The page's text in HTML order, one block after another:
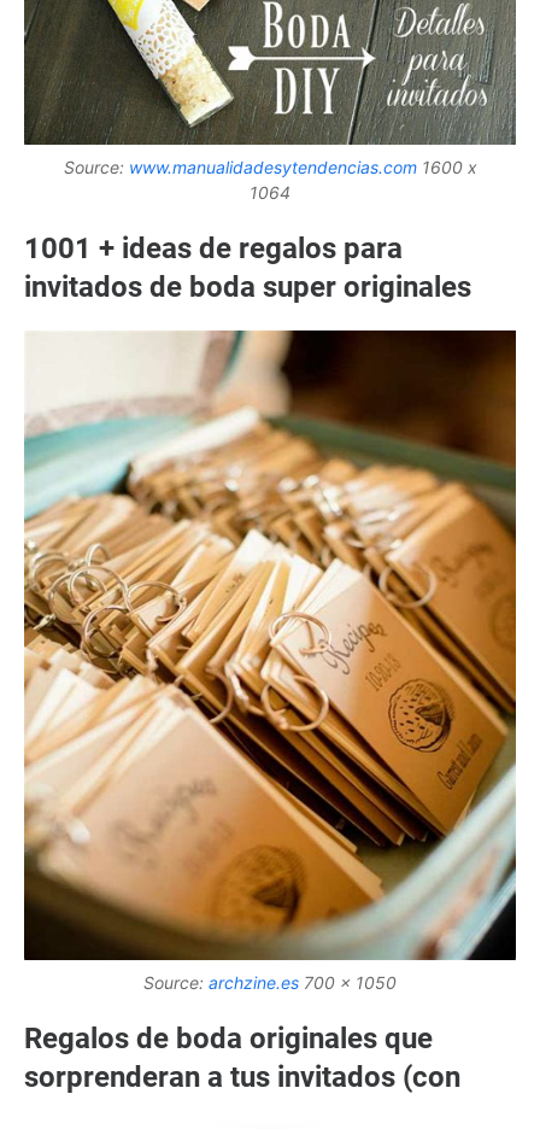
Source: www.manualidadesytendencias.com1600 x
1064
1001 + ideas de regalos para
invitados de boda super originales
Source: archzine.es 700 x 1050
Regalos de boda originales que
sorprenderan a tus invitados (con